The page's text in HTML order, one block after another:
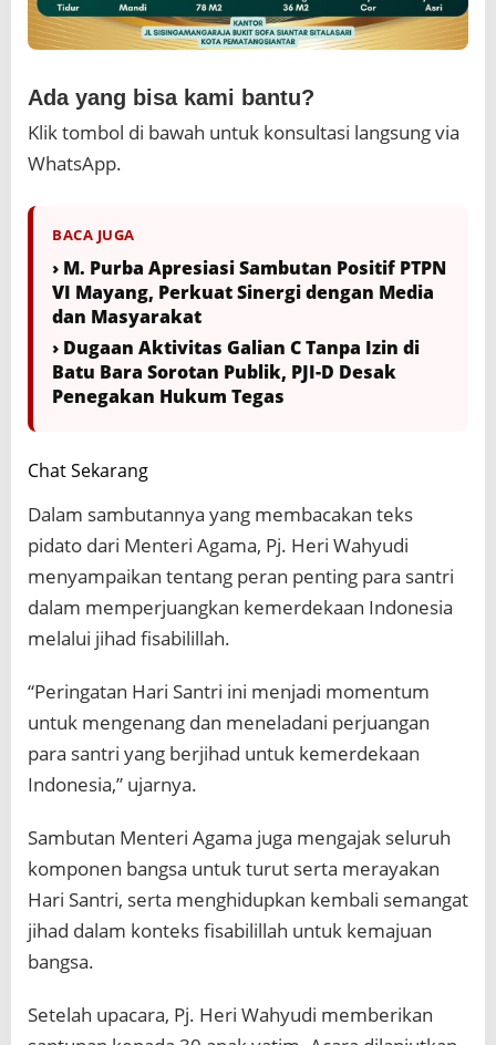
Ada yang bisa kami bantu?
Klik tombol di bawah untuk konsultasi langsung via
WhatsApp.
BACA JUGA
› M. Purba Apresiasi Sambutan Positif PTPN
VI Mayang, Perkuat Sinergi dengan Media
dan Masyarakat
› Dugaan Aktivitas Galian C Tanpa Izin di
Batu Bara Sorotan Publik, PJI-D Desak
Penegakan Hukum Tegas
Chat Sekarang
Dalam sambutannya yang membacakan teks
pidato dari Menteri Agama, Pj. Heri Wahyudi
menyampaikan tentang peran penting para santri
dalam memperjuangkan kemerdekaan Indonesia
melalui jihad fisabilillah.
“Peringatan Hari Santri ini menjadi momentum
untuk mengenang dan meneladani perjuangan
para santri yang berjihad untuk kemerdekaan
Indonesia,” ujarnya.
Sambutan Menteri Agama juga mengajak seluruh
komponen bangsa untuk turut serta merayakan
Hari Santri, serta menghidupkan kembali semangat
jihad dalam konteks fisabilillah untuk kemajuan
bangsa.
Setelah upacara, Pj. Heri Wahyudi memberikan